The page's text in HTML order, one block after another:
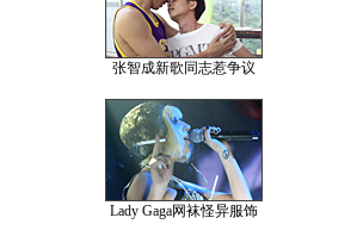
张智成新歌同志惹争议
Lady Gaga网袜怪异服饰